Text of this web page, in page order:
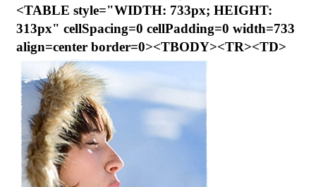
<TABLE style="WIDTH: 733px; HEIGHT:
313px" cellSpacing=0 cellPadding=0 width=733
align=center border=0><TBODY><TR><TD>